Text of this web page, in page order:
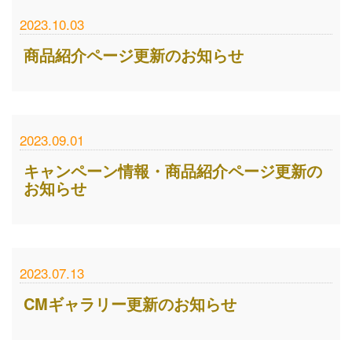
2023.10.03
商品紹介ページ更新のお知らせ
2023.09.01
キャンペーン情報・商品紹介ページ更新の
お知らせ
2023.07.13
CMギャラリー更新のお知らせ